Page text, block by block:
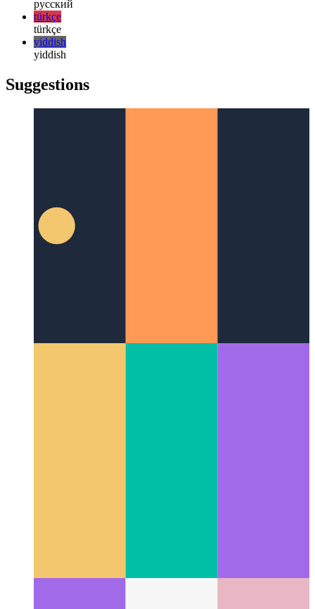
한국어
한국어
русский
русский
türkçe
yiddish